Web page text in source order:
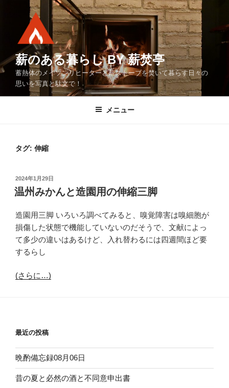
へ
薪のある暮らし BY 薪焚亭
蓄熱体のメイソンリヒーターと薪ストーブを焚いて暮らす日々の
思いを写真と駄文で！
メニュー
タグ: 伸縮
投
稿
日:
2024年1月29日
温州みかんと造園用の伸縮三脚
造園用三脚 いろいろ調べてみると、嗅覚障害は嗅細胞が
損傷した状態で機能していないのだそうで、文献によっ
て多少の違いはあるけど、入れ替わるには四週間ほど要
するらし
(さらに…)
最近の投稿
晩酌備忘録08月06日
昔の夏と必然の酒と不同意申出書